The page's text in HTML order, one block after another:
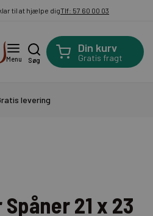
til at hjælpe digTlf: 57 60 00 03
Menu Søg
Din kurv
Gratis fragt
levering
21 x 23